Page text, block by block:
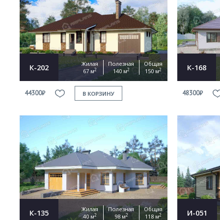
К-202
Жилая
67 м2
Полезная
140 м2
Общая
150 м2
44300₽ В КОРЗИНУ
К-168
48300₽
К-135
Жилая
40 м2
Полезная
98 м2
Общая
118 м2 И-051